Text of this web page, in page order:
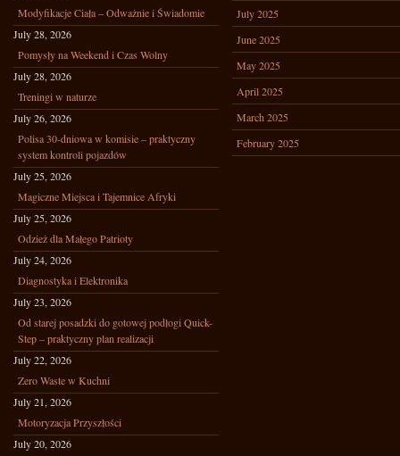
Modyfikacje Ciała – Odważnie i Świadomie
July 28, 2026
Pomysły na Weekend i Czas Wolny
July 28, 2026
Treningi w naturze
July 26, 2026
Polisa 30-dniowa w komisie – praktyczny
system kontroli pojazdów
July 25, 2026
Magiczne Miejsca i Tajemnice Afryki
July 25, 2026
Odzież dla Małego Patrioty
July 24, 2026
Diagnostyka i Elektronika
July 23, 2026
Od starej posadzki do gotowej podłogi Quick-
Step – praktyczny plan realizacji
July 22, 2026
Zero Waste w Kuchni
July 21, 2026
Motoryzacja Przyszłości
July 20, 2026
July 2025
June 2025
May 2025
April 2025
March 2025
February 2025